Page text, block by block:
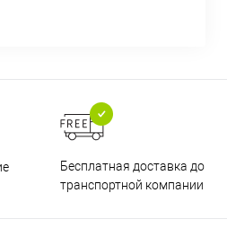
Бесплатная доставка до
транспортной компании